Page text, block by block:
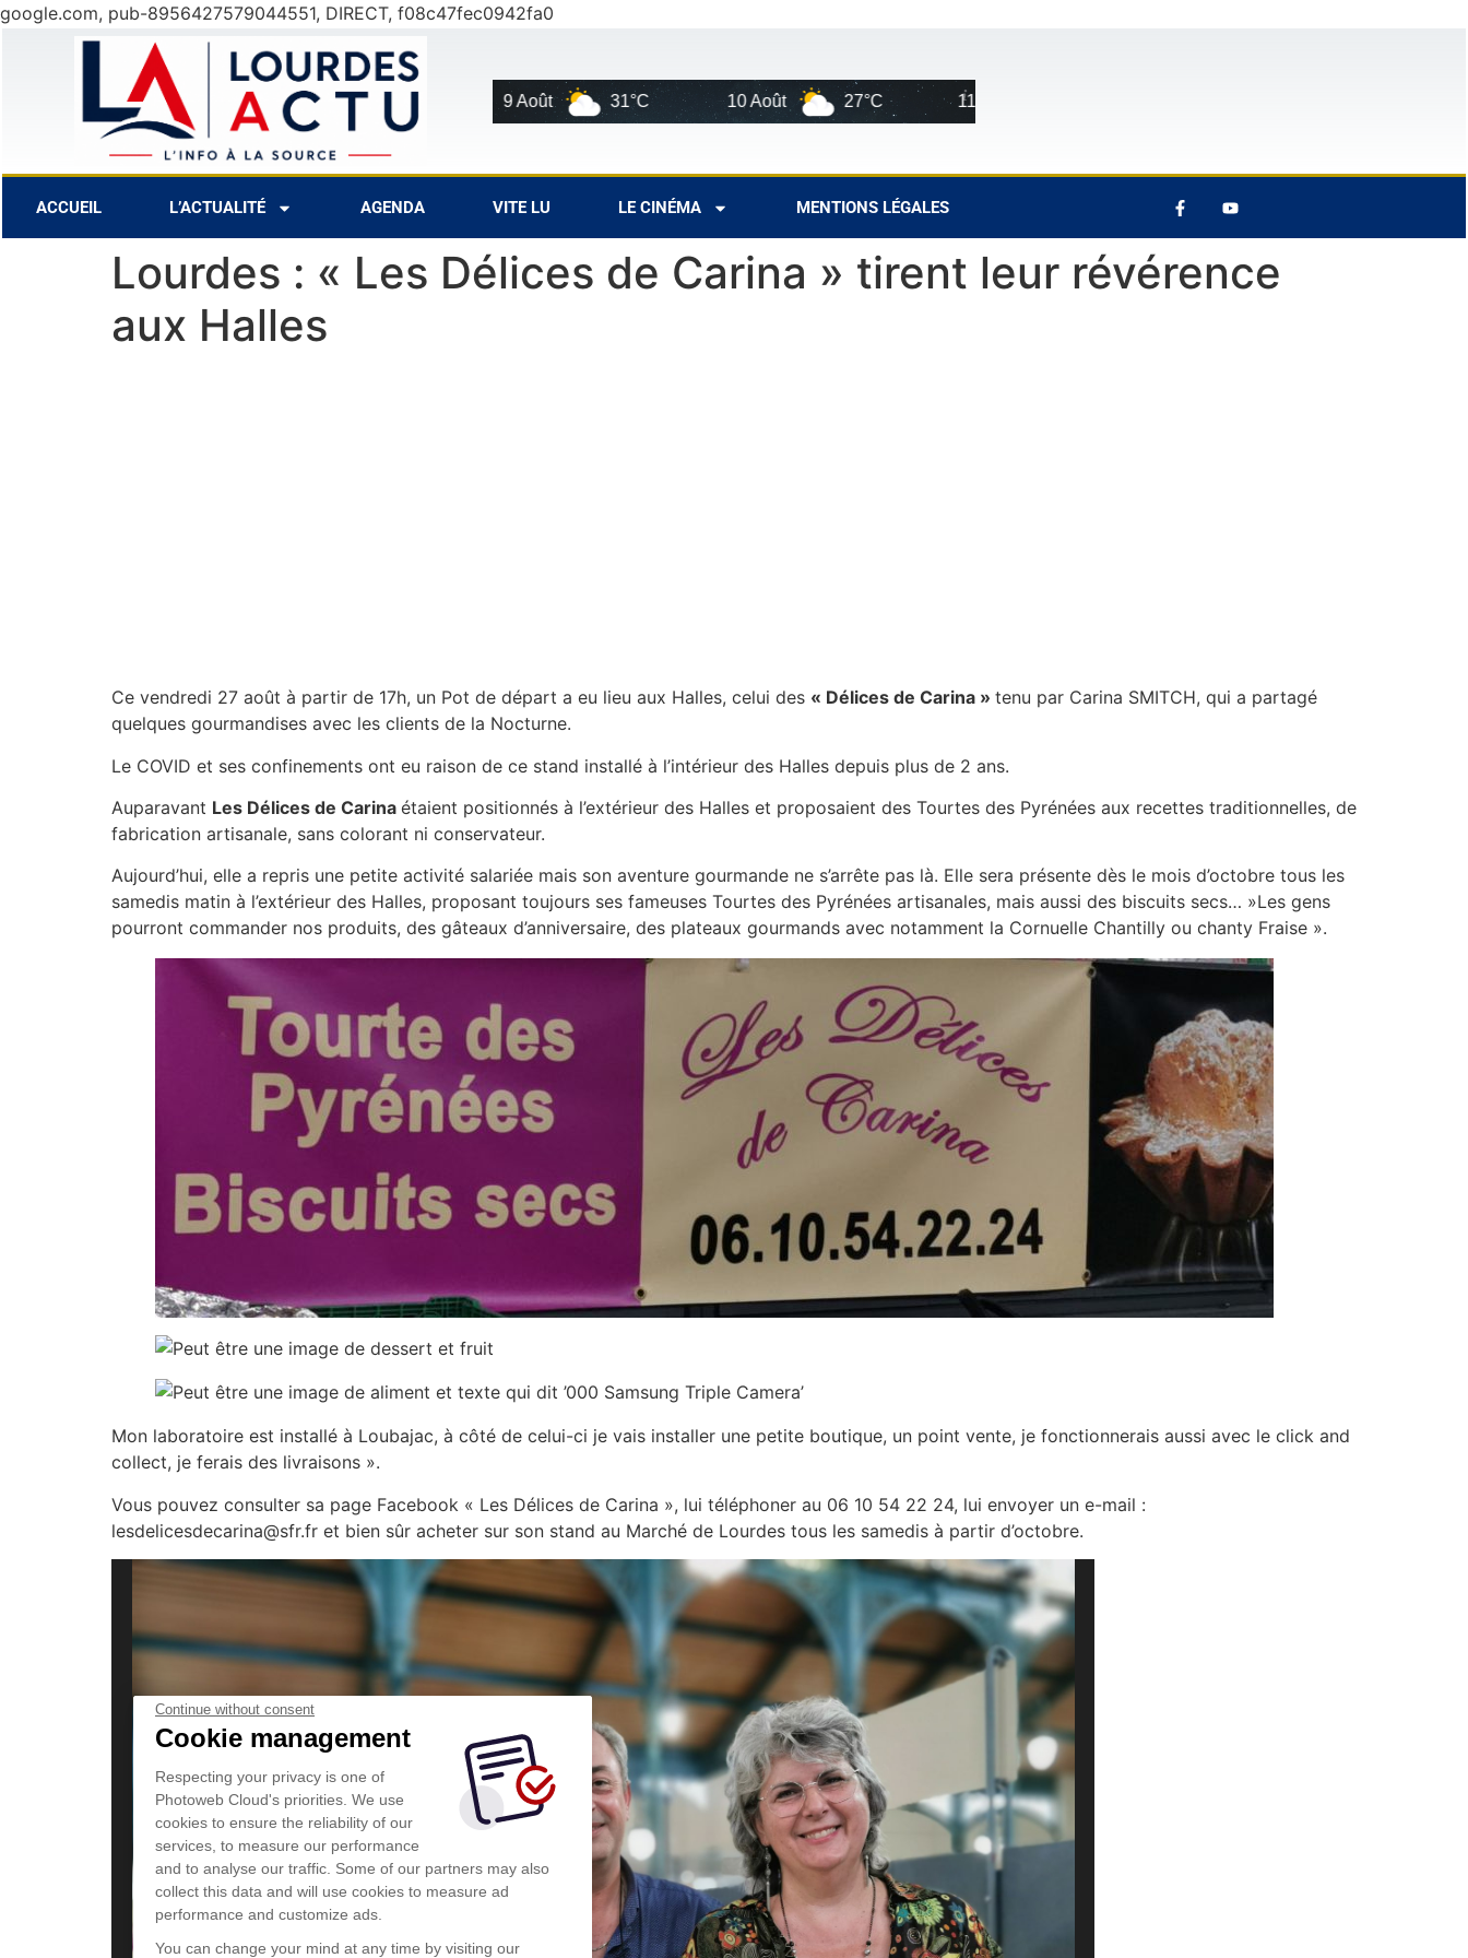
google.com, pub-8956427579044551, DIRECT, f08c47fec0942fa0
28°C 8 Août 30°C 9 Août 31°C 10 Août 27°C 11 Août
ACCUEIL L’ACTUALITÉ AGENDA VITE LU LE CINÉMA MENTIONS LÉGALES
Lourdes : « Les Délices de Carina » tirent leur révérence
aux Halles
Ce vendredi 27 août à partir de 17h, un Pot de départ a eu lieu aux Halles, celui des « Délices de Carina » tenu par Carina SMITCH, qui a partagé
quelques gourmandises avec les clients de la Nocturne.
Le COVID et ses confinements ont eu raison de ce stand installé à l’intérieur des Halles depuis plus de 2 ans.
Auparavant Les Délices de Carina étaient positionnés à l’extérieur des Halles et proposaient des Tourtes des Pyrénées aux recettes traditionnelles, de
fabrication artisanale, sans colorant ni conservateur.
Aujourd’hui, elle a repris une petite activité salariée mais son aventure gourmande ne s’arrête pas là. Elle sera présente dès le mois d’octobre tous les
samedis matin à l’extérieur des Halles, proposant toujours ses fameuses Tourtes des Pyrénées artisanales, mais aussi des biscuits secs… »Les gens
pourront commander nos produits, des gâteaux d’anniversaire, des plateaux gourmands avec notamment la Cornuelle Chantilly ou chanty Fraise ».
Mon laboratoire est installé à Loubajac, à côté de celui-ci je vais installer une petite boutique, un point vente, je fonctionnerais aussi avec le click and
collect, je ferais des livraisons ».
Vous pouvez consulter sa page Facebook « Les Délices de Carina », lui téléphoner au 06 10 54 22 24, lui envoyer un e-mail :
lesdelicesdecarina@sfr.fr et bien sûr acheter sur son stand au Marché de Lourdes tous les samedis à partir d’octobre.